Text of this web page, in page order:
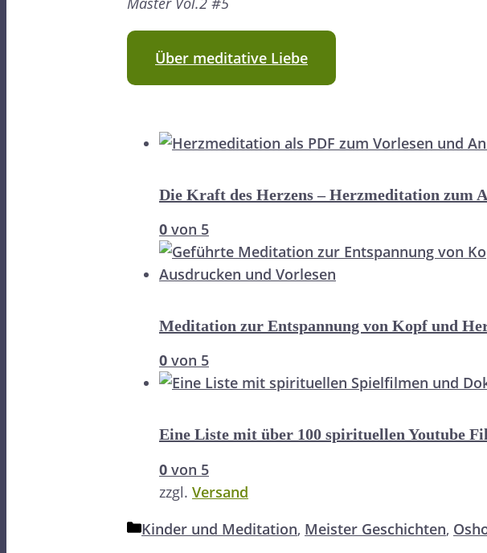
Über meditative Liebe
Die Kraft des Herzens – Herzmeditation zum
0 von 5
Meditation zur Entspannung von Kopf und
0 von 5
Eine Liste mit über 100 spirituellen Youtube
0 von 5
zzgl. Versand
Kategorien
Kinder und Meditation, Meister Geschichten,